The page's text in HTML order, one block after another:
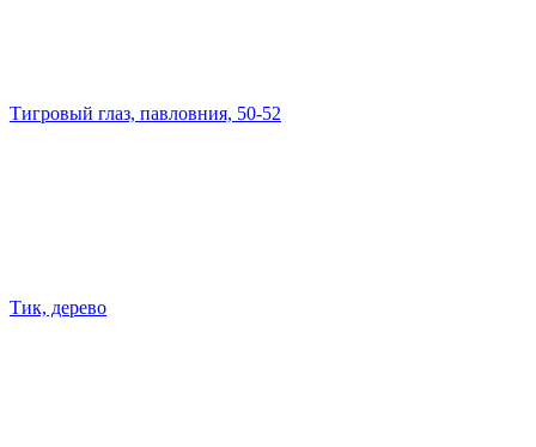
Тигровый глаз, павловния, 50-52
Тик, дерево